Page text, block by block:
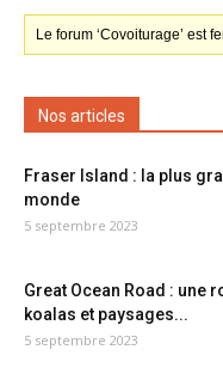
Le forum ‘Covoiturage’ est
Nos articles
Fraser Island : la plus
monde
5 septembre 2023
Great Ocean Road : une
koalas et paysages...
5 septembre 2023